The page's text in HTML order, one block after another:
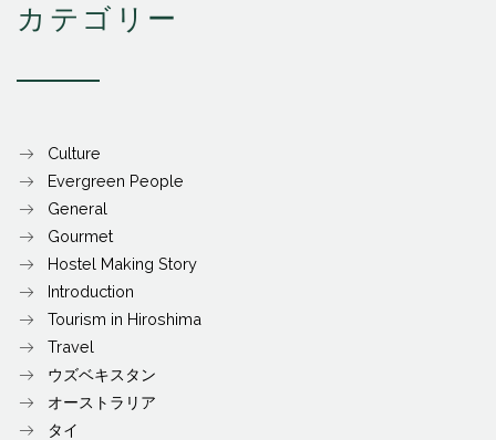
カテゴリー
Culture
Evergreen People
General
Gourmet
Hostel Making Story
Introduction
Tourism in Hiroshima
Travel
ウズベキスタン
オーストラリア
タイ